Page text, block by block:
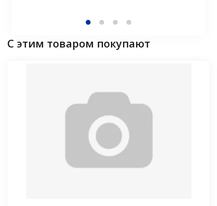
С этим товаром покупают